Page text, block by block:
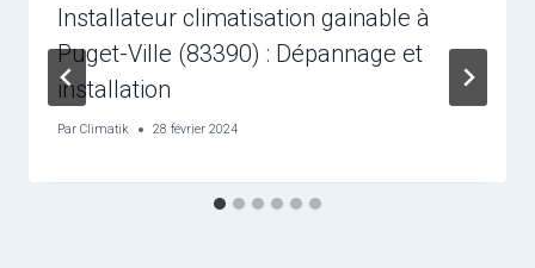
Installateur climatisation gainable à
Puget-Ville (83390) : Dépannage et
installation
Par Climatik 28 février 2024